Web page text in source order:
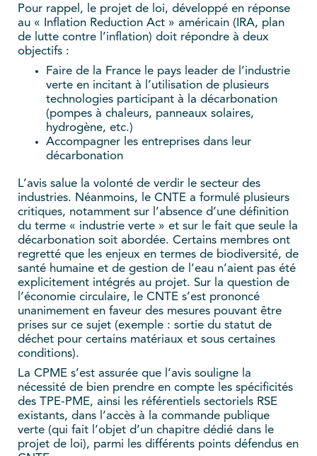
Pour rappel, le projet de loi, développé en réponse
au « Inflation Reduction Act » américain (IRA, plan
de lutte contre l’inflation) doit répondre à deux
objectifs :
Faire de la France le pays leader de l’industrie
verte en incitant à l’utilisation de plusieurs
technologies participant à la décarbonation
(pompes à chaleurs, panneaux solaires,
hydrogène, etc.)
Accompagner les entreprises dans leur
décarbonation
L’avis salue la volonté de verdir le secteur des
industries. Néanmoins, le CNTE a formulé plusieurs
critiques, notamment sur l’absence d’une définition
du terme « industrie verte » et sur le fait que seule la
décarbonation soit abordée. Certains membres ont
regretté que les enjeux en termes de biodiversité, de
santé humaine et de gestion de l’eau n’aient pas été
explicitement intégrés au projet. Sur la question de
l’économie circulaire, le CNTE s’est prononcé
unanimement en faveur des mesures pouvant être
prises sur ce sujet (exemple : sortie du statut de
déchet pour certains matériaux et sous certaines
conditions).
La CPME s’est assurée que l’avis souligne la
nécessité de bien prendre en compte les spécificités
des TPE-PME, ainsi les référentiels sectoriels RSE
existants, dans l’accès à la commande publique
verte (qui fait l’objet d’un chapitre dédié dans le
projet de loi), parmi les différents points défendus en